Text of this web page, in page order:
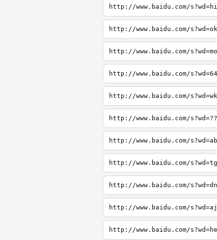
http://www.baidu.com/s?wd=hi
http://www.baidu.com/s?wd=ok
http://www.baidu.com/s?wd=mo
http://www.baidu.com/s?wd=64
http://www.baidu.com/s?wd=wk
http://www.baidu.com/s?wd=??
http://www.baidu.com/s?wd=ab
http://www.baidu.com/s?wd=tg
http://www.baidu.com/s?wd=dn
http://www.baidu.com/s?wd=aj
http://www.baidu.com/